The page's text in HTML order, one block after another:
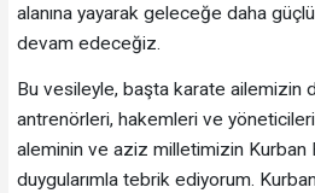
alanına yayarak geleceğe daha
devam edeceğiz.
Bu vesileyle, başta karate ailemizin
antrenörleri, hakemleri ve
aleminin ve aziz milletimizin Kurban
duygularımla tebrik ediyorum. Kurban